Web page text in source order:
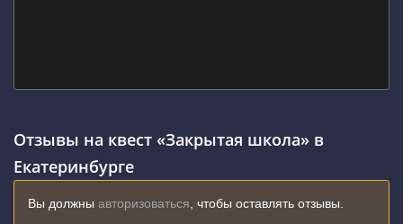
Отзывы на квест «Закрытая школа» в
Екатеринбурге
Вы должны авторизоваться , чтобы оставлять отзывы.